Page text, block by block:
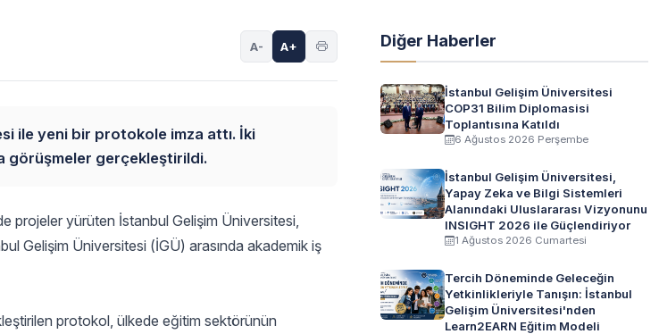
A- A+
ile yeni bir protokole imza attı. İki
görüşmeler gerçekleştirildi.
projeler yürüten İstanbul Gelişim Üniversitesi,
Gelişim Üniversitesi (İGÜ) arasında akademik iş
protokol, ülkede eğitim sektörünün
Diğer Haberler
İstanbul Gelişim Üniversitesi
COP31 Bilim Diplomasisi
Toplantısına Katıldı
6 Ağustos 2026 Perşembe
İstanbul Gelişim Üniversitesi,
Yapay Zeka ve Bilgi Sistemleri
Alanındaki Uluslararası Vizyonunu
INSIGHT 2026 ile Güçlendiriyor
1 Ağustos 2026 Cumartesi
Tercih Döneminde Geleceğin
Yetkinlikleriyle Tanışın: İstanbul
Gelişim Üniversitesi'nden
Learn2EARN Eğitim Modeli